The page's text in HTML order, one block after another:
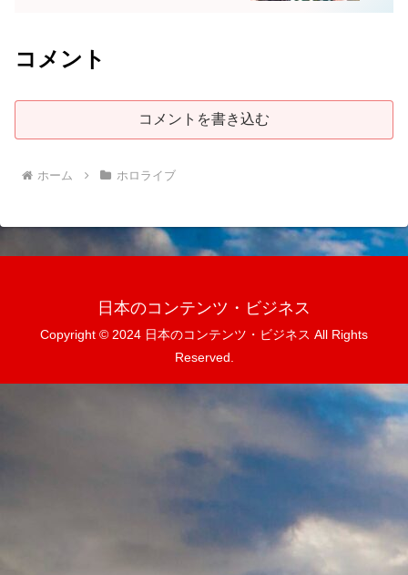
コメント
コメントを書き込む
ホーム ホロライブ
日本のコンテンツ・ビジネス
Copyright © 2024 日本のコンテンツ・ビジネス All Rights
Reserved.